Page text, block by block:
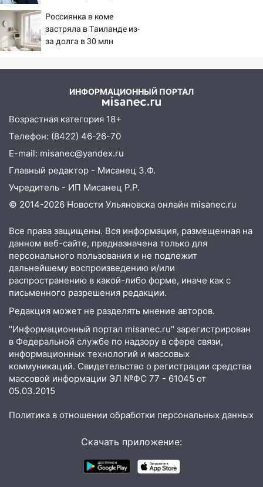
12:01
Пьяная женщина сбила
шестилетнего ребёнка на улице
Федерации: возбуждено уголовное дело
От мотофристайла до прогулки с
хаски: куда сходить в Ульяновской
области 8–9 августа
10:11
Директора ульяновской
«Нефтяной топливной компании» будут
судить за неуплату 48,4 млн рублей
налогов
09:28 Дети на дорогах: пострадали
пешеходы. Обзор крупных аварий в
Ульяновской области
08:30 Поджог со свечой, 16 сгоревших
домов и выстрел за водку
07:50 Какая погоды будет днем 8
августа
06:45 Императорский мост в
Ульяновске останется закрытым до
утра 10 августа
05:18
Судьба готовит сюрприз: гороскоп
на 8 августа — кому повезет с
деньгами, а кого ждет неожиданная
встреча
В Ульяновской области объявили
ракетную опасность: звучат сирены
07.08.2026
Россиянка в коме
застряла в Таиланде из-
за долга в 30 млн
ИНФОРМАЦИОННЫЙ ПОРТАЛ
Возрастная категория 18+
Телефон: (8422) 46-26-70
E-mail: misanec@yandex.ru
Главный редактор - Мисанец З.Ф.
Учредитель - ИП Мисанец Р.Р.
© 2014-2026 Новости Ульяновска онлайн misanec.ru
Все права защищены. Вся информация, размещенная на
данном веб-сайте, предназначена только для
персонального пользования и не подлежит
дальнейшему воспроизведению и/или
распространению в какой-либо форме, иначе как с
письменного разрешения редакции.
Редакция может не разделять мнение авторов.
"Информационный портал misanec.ru" зарегистрирован
в Федеральной службе по надзору в сфере связи,
информационных технологий и массовых
коммуникаций. Свидетельство о регистрации средства
массовой информации ЭЛ №ФС 77 - 61045 от
05.03.2015
Политика в отношении обработки персональных данных
Скачать приложение: